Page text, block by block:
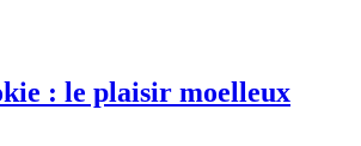
: le plaisir moelleux